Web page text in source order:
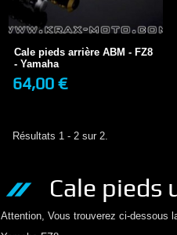
Cale pieds arrière ABM - FZ8
- Yamaha
64,00 €
Cale pieds arrière ABM - FZ8
64,00 €
Résultats 1 - 2 sur 2.
Cale pieds
Attention, Vous trouverez ci-dessous